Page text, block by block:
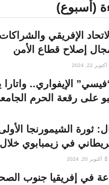
(أسبوع)
الاتحاد الإفريقي
إصلاح قطاع الأمن
أكتوبر 22, 2024
الإيفواري..
على رقعة الحرم
ثورة الشيمورنجا
في زيمبابوي
أكتوبر 20, 2024
في إفريقيا جنوب